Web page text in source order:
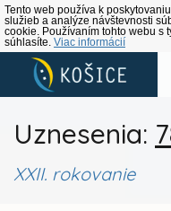
Tento web používa k poskytovaniu
služieb a analýze návštevnosti
cookie. Používaním tohto webu s
súhlasíte. Viac informácií
Uznesenia:
XXII. rokovanie